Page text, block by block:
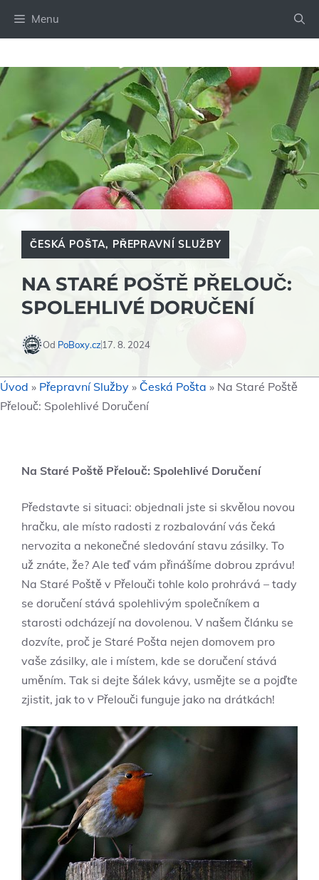
Menu
ČESKÁ POŠTA, PŘEPRAVNÍ SLUŽBY
NA STARÉ POŠTĚ PŘELOUČ:
SPOLEHLIVÉ DORUČENÍ
Od PoBoxy.cz 17. 8. 2024
Úvod » Přepravní Služby » Česká Pošta » Na Staré Poště
Přelouč: Spolehlivé Doručení
Na Staré Poště Přelouč: Spolehlivé Doručení
Představte si situaci: ⁤objednali jste si skvělou novou
hračku, ale místo radosti z rozbalování vás čeká
⁢nervozita a nekonečné sledování stavu zásilky. To
už znáte, že? Ale ⁣teď vám ⁣přinášíme dobrou zprávu!
Na Staré Poště v Přelouči​ tohle kolo prohrává – tady
‍se doručení⁣ stává spolehlivým společníkem a
starosti odcházejí na dovolenou. V našem článku se
dozvíte, proč je Staré Pošta nejen domovem pro
vaše zásilky, ale ⁢i místem, ‌kde se doručení stává
uměním. Tak si dejte‌ šálek kávy, usmějte se a pojďte
zjistit, jak to v Přelouči funguje jako na drátkách!